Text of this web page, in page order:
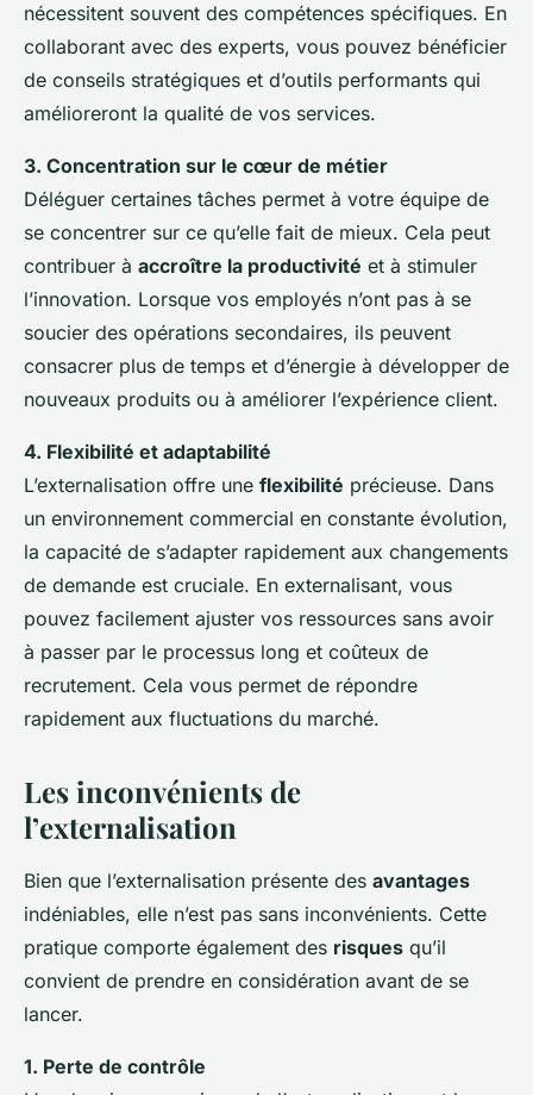
nécessitent souvent des compétences spécifiques. En
collaborant avec des experts, vous pouvez bénéficier
de conseils stratégiques et d’outils performants qui
amélioreront la qualité de vos services.
3. Concentration sur le cœur de métier
Déléguer certaines tâches permet à votre équipe de
se concentrer sur ce qu’elle fait de mieux. Cela peut
contribuer à accroître la productivité et à stimuler
l’innovation. Lorsque vos employés n’ont pas à se
soucier des opérations secondaires, ils peuvent
consacrer plus de temps et d’énergie à développer de
nouveaux produits ou à améliorer l’expérience client.
4. Flexibilité et adaptabilité
L’externalisation offre une flexibilité précieuse. Dans
un environnement commercial en constante évolution,
la capacité de s’adapter rapidement aux changements
de demande est cruciale. En externalisant, vous
pouvez facilement ajuster vos ressources sans avoir
à passer par le processus long et coûteux de
recrutement. Cela vous permet de répondre
rapidement aux fluctuations du marché.
Les inconvénients de
l’externalisation
Bien que l’externalisation présente des avantages
indéniables, elle n’est pas sans inconvénients. Cette
pratique comporte également des risques qu’il
convient de prendre en considération avant de se
lancer.
1. Perte de contrôle